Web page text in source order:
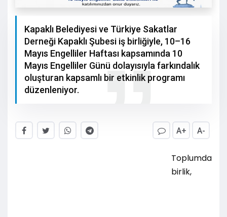
Kapaklı Belediyesi ve Türkiye Sakatlar
Derneği Kapaklı Şubesi iş birliğiyle, 10–16
Mayıs Engelliler Haftası kapsamında 10
Mayıs Engelliler Günü dolayısıyla farkındalık
oluşturan kapsamlı bir etkinlik programı
düzenleniyor.
A+ A-
Toplumda
birlik,